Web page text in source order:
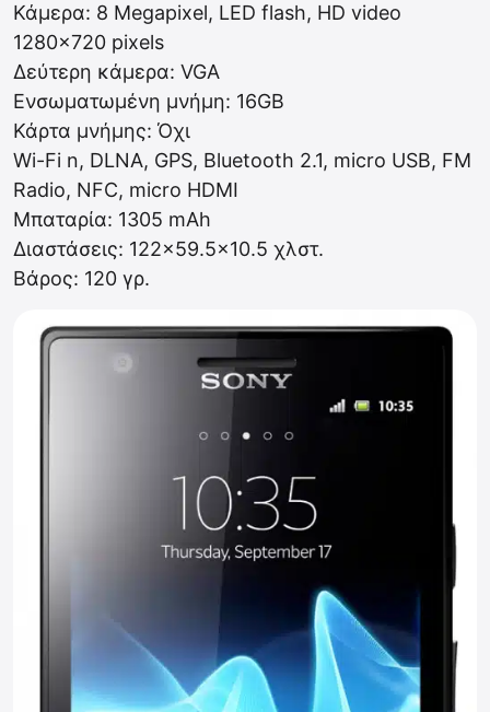
Κάμερα: 8 Megapixel, LED flash, HD video
1280×720 pixels
Δεύτερη κάμερα: VGA
Ενσωματωμένη μνήμη: 16GB
Κάρτα μνήμης: Όχι
Wi-Fi n, DLNA, GPS, Bluetooth 2.1, micro USB, FM
Radio, NFC, micro HDMI
Μπαταρία: 1305 mAh
Διαστάσεις: 122×59.5×10.5 χλστ.
Βάρος: 120 γρ.